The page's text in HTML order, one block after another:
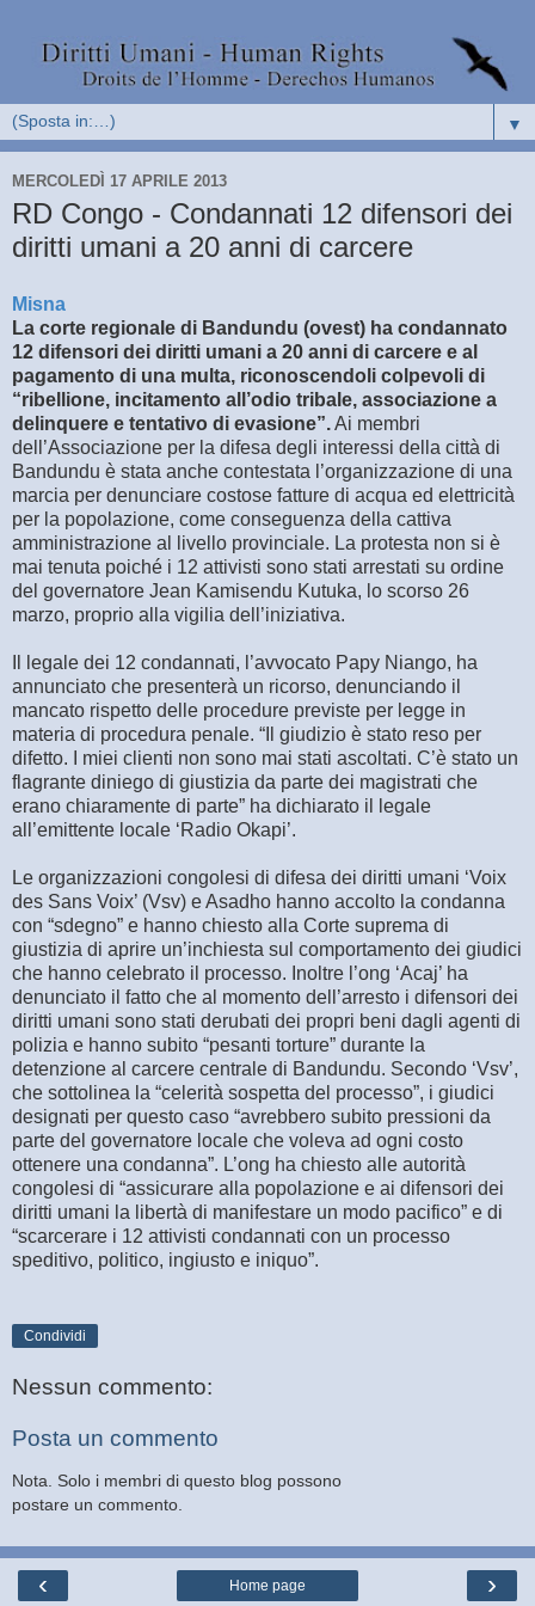
▼
MERCOLEDÌ 17 APRILE 2013
RD Congo - Condannati 12 difensori dei
diritti umani a 20 anni di carcere
Misna
La corte regionale di Bandundu (ovest) ha condannato
12 difensori dei diritti umani a 20 anni di carcere e al
pagamento di una multa, riconoscendoli colpevoli di
“ribellione, incitamento all’odio tribale, associazione a
delinquere e tentativo di evasione”.Ai membri
dell’Associazione per la difesa degli interessi della città di
Bandundu è stata anche contestata l’organizzazione di una
marcia per denunciare costose fatture di acqua ed elettricità
per la popolazione, come conseguenza della cattiva
amministrazione al livello provinciale. La protesta non si è
mai tenuta poiché i 12 attivisti sono stati arrestati su ordine
del governatore Jean Kamisendu Kutuka, lo scorso 26
marzo, proprio alla vigilia dell’iniziativa.
Il legale dei 12 condannati, l’avvocato Papy Niango, ha
annunciato che presenterà un ricorso, denunciando il
mancato rispetto delle procedure previste per legge in
materia di procedura penale. “Il giudizio è stato reso per
difetto. I miei clienti non sono mai stati ascoltati. C’è stato un
flagrante diniego di giustizia da parte dei magistrati che
erano chiaramente di parte” ha dichiarato il legale
all’emittente locale ‘Radio Okapi’.
Le organizzazioni congolesi di difesa dei diritti umani ‘Voix
des Sans Voix’ (Vsv) e Asadho hanno accolto la condanna
con “sdegno” e hanno chiesto alla Corte suprema di
giustizia di aprire un’inchiesta sul comportamento dei giudici
che hanno celebrato il processo. Inoltre l’ong ‘Acaj’ ha
denunciato il fatto che al momento dell’arresto i difensori dei
diritti umani sono stati derubati dei propri beni dagli agenti di
polizia e hanno subito “pesanti torture” durante la
detenzione al carcere centrale di Bandundu. Secondo ‘Vsv’,
che sottolinea la “celerità sospetta del processo”, i giudici
designati per questo caso “avrebbero subito pressioni da
parte del governatore locale che voleva ad ogni costo
ottenere una condanna”. L’ong ha chiesto alle autorità
congolesi di “assicurare alla popolazione e ai difensori dei
diritti umani la libertà di manifestare un modo pacifico” e di
“scarcerare i 12 attivisti condannati con un processo
speditivo, politico, ingiusto e iniquo”.
Condividi
Nessun commento:
Posta un commento
Nota. Solo i membri di questo blog possono
postare un commento.
‹ ›
Home page